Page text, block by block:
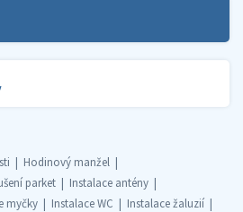
Hodinový manžel
parket
Instalace antény
myčky Instalace WC
Instalace žaluzií